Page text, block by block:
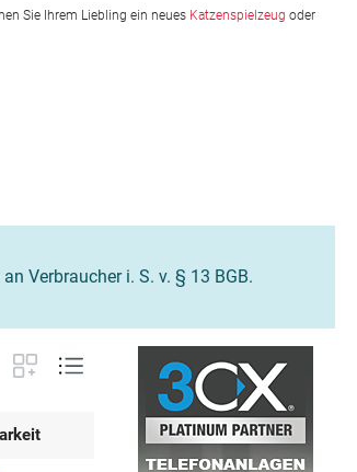
Sie Ihrem Liebling ein neues Katzenspielzeug oder
Verbraucher i. S. v. § 13 BGB.